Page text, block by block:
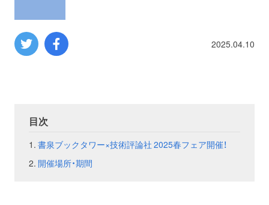
2025.04.10
目次
書泉ブックタワー×技術評論社 2025春フェア開催！
開催場所・期間
お問い合わせ